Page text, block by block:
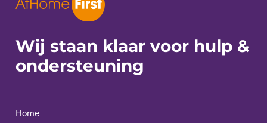
Wij staan klaar voor hulp &
ondersteuning
Home